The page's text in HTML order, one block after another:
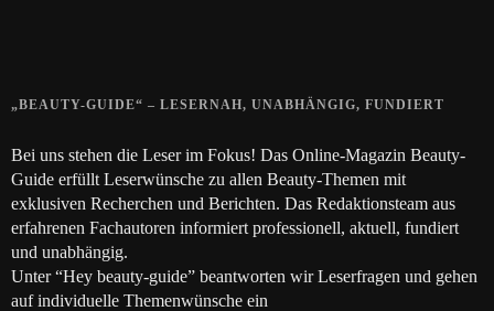
„BEAUTY-GUIDE“ – LESERNAH, UNABHÄNGIG, FUNDIERT
Bei uns stehen die Leser im Fokus! Das Online-Magazin Beauty-
Guide erfüllt Leserwünsche zu allen Beauty-Themen mit
exklusiven Recherchen und Berichten. Das Redaktionsteam aus
erfahrenen Fachautoren informiert professionell, aktuell, fundiert
und unabhängig.
Unter “Hey beauty-guide” beantworten wir Leserfragen und gehen
auf individuelle Themenwünsche ein